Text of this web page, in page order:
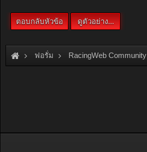
ฟอรั่ม RacingWeb Community